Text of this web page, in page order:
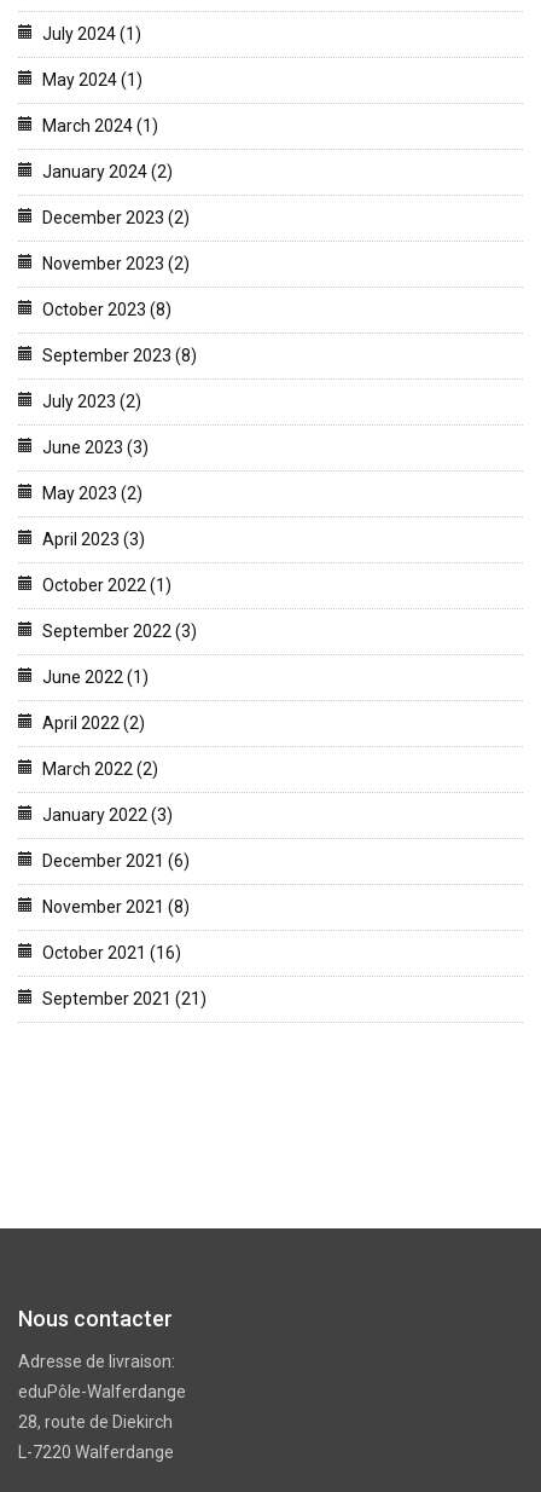
July 2024 (1)
May 2024 (1)
March 2024 (1)
January 2024 (2)
December 2023 (2)
November 2023 (2)
October 2023 (8)
September 2023 (8)
July 2023 (2)
June 2023 (3)
May 2023 (2)
April 2023 (3)
October 2022 (1)
September 2022 (3)
June 2022 (1)
April 2022 (2)
March 2022 (2)
January 2022 (3)
December 2021 (6)
November 2021 (8)
October 2021 (16)
September 2021 (21)
Nous contacter
Adresse de livraison:
eduPôle-Walferdange
28, route de Diekirch
L-7220 Walferdange